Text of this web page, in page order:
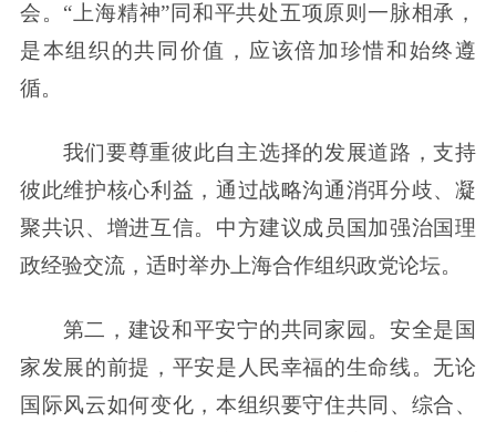
会。“上海精神”同和平共处五项原则一脉相承，
是本组织的共同价值，应该倍加珍惜和始终遵
循。
我们要尊重彼此自主选择的发展道路，支持
彼此维护核心利益，通过战略沟通消弭分歧、凝
聚共识、增进互信。中方建议成员国加强治国理
政经验交流，适时举办上海合作组织政党论坛。
第二，建设和平安宁的共同家园。安全是国
家发展的前提，平安是人民幸福的生命线。无论
国际风云如何变化，本组织要守住共同、综合、